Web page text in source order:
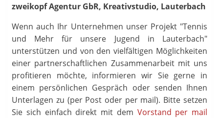
zweikopf Agentur GbR, Kreativstudio, Lauterbach
Wenn auch Ihr Unternehmen unser Projekt "Tennis
und Mehr für unsere Jugend in Lauterbach"
unterstützen und von den vielfältigen Möglichkeiten
einer partnerschaftlichen Zusammenarbeit mit uns
profitieren möchte, informieren wir Sie gerne in
einem persönlichen Gespräch oder senden Ihnen
Unterlagen zu (per Post oder per mail). Bitte setzen
Sie sich einfach direkt mit dem Vorstand per mail